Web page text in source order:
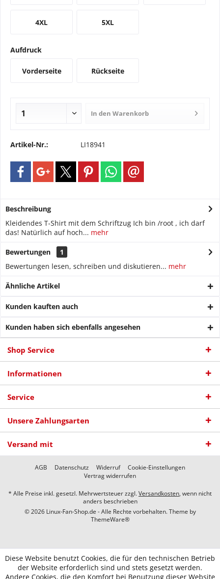
4XL 5XL
Aufdruck
Vorderseite Rückseite
In den Warenkorb
Artikel-Nr.: LI18941
Beschreibung
Kleidendes T-Shirt mit dem Schriftzug Ich bin /root , ich darf
das! Natürlich auf hoch... mehr
Bewertungen
1
Bewertungen lesen, schreiben und diskutieren... mehr
Ähnliche Artikel
Kunden kauften auch
Kunden haben sich ebenfalls angesehen
Shop Service
Informationen
Service
Unsere Zahlungsarten
Versand mit
AGB Datenschutz Widerruf
Cookie-Einstellungen
Vertrag widerrufen
* Alle Preise inkl. gesetzl. Mehrwertsteuer zzgl.Versandkosten, wenn nicht
anders beschrieben
© 2026 Linux-Fan-Shop.de - Alle Rechte vorbehalten. Theme by
ThemeWare®
Diese Website benutzt Cookies, die für den technischen Betrieb
der Website erforderlich sind und stets gesetzt werden.
Andere Cookies, die den Komfort bei Benutzung dieser Website